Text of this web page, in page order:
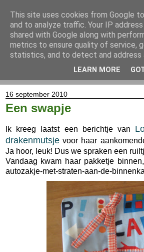
16 september 2010
Een swapje
Ik kreeg laatst een berichtje van
drakenmutsje voor haar
Ja hoor, leuk! Dus we spraken een
Vandaag kwam haar pakketje
autozakje-met-straten-aan-de-
This site uses cookies from Google
and to analyze traffic. Your IP
shared with Google along with
metrics to ensure quality of service,
statistics, and to detect and address
LEARN MORE